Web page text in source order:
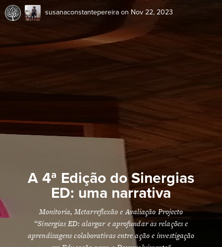
susanaconstantepereira on Nov 22, 2023
A 4ª Edição do Sinergias
ED: uma narrativa
Monitoria, Metarreflexão e Avaliação Projecto
“Sinergias ED: alargar e aprofundar as relações e
aprendizagens colaborativas entre ação e investigação